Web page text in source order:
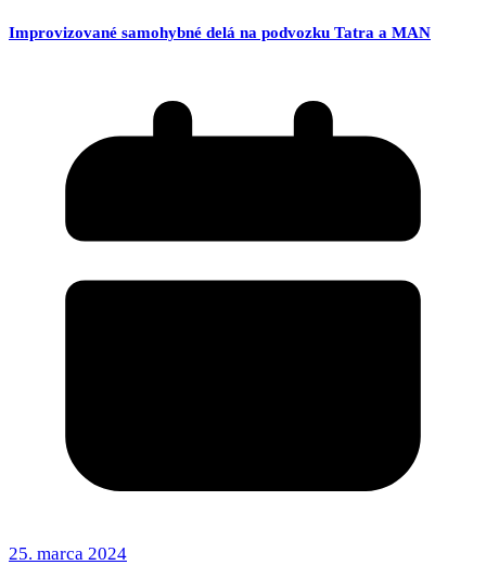
Improvizované samohybné delá na podvozku Tatra a MAN
25. marca 2024